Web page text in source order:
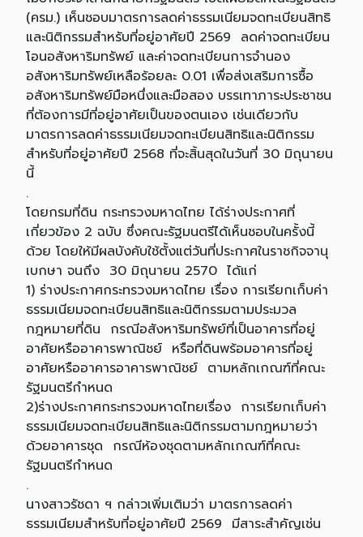
(ครม.) เห็นชอบมาตรการลดค่าธรรมเนียมจดทะเบียนสิทธิ
และนิติกรรมสำหรับที่อยู่อาศัยปี 2569 ลดค่าจดทะเบียน
โอนอสังหาริมทรัพย์ และค่าจดทะเบียนการจำนอง
อสังหาริมทรัพย์เหลือร้อยละ 0.01 เพื่อส่งเสริมการซื้อ
อสังหาริมทรัพย์มือหนึ่งและมือสอง บรรเทาภาระประชาชน
ที่ต้องการมีที่อยู่อาศัยเป็นของตนเอง เช่นเดียวกับ
มาตรการลดค่าธรรมเนียมจดทะเบียนสิทธิและนิติกรรม
สำหรับที่อยู่อาศัยปี 2568 ที่จะสิ้นสุดในวันที่ 30 มิถุนายน
นี้
.
โดยกรมที่ดิน กระทรวงมหาดไทย ได้ร่างประกาศที่
เกี่ยวข้อง 2 ฉบับ ซึ่งคณะรัฐมนตรีได้เห็นชอบในครั้งนี้
ด้วย โดยให้มีผลบังคับใช้ตั้งแต่วันที่ประกาศในราชกิจจานุ
เบกษา จนถึง 30 มิถุนายน 2570 ได้แก่
1) ร่างประกาศกระทรวงมหาดไทย เรื่อง การเรียกเก็บค่า
ธรรมเนียมจดทะเบียนสิทธิและนิติกรรมตามประมวล
กฎหมายที่ดิน กรณีอสังหาริมทรัพย์ที่เป็นอาคารที่อยู่
อาศัยหรืออาคารพาณิชย์ หรือที่ดินพร้อมอาคารที่อยู่
อาศัยหรืออาคารอาคารพาณิชย์ ตามหลักเกณฑ์ที่คณะ
รัฐมนตรีกำหนด
2)ร่างประกาศกระทรวงมหาดไทยเรื่อง การเรียกเก็บค่า
ธรรมเนียมจดทะเบียนสิทธิและนิติกรรมตามกฎหมายว่า
ด้วยอาคารชุด กรณีห้องชุดตามหลักเกณฑ์ที่คณะ
รัฐมนตรีกำหนด
.
นางสาวรัชดา ฯ กล่าวเพิ่มเติมว่า มาตรการลดค่า
ธรรมเนียมสำหรับที่อยู่อาศัยปี 2569 มีสาระสำคัญเช่น